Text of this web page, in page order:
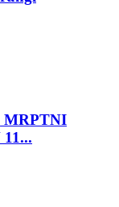
MRPTNI